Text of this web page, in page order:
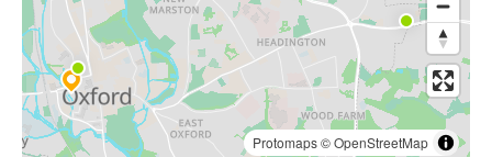
Protomaps©OpenStreetMap